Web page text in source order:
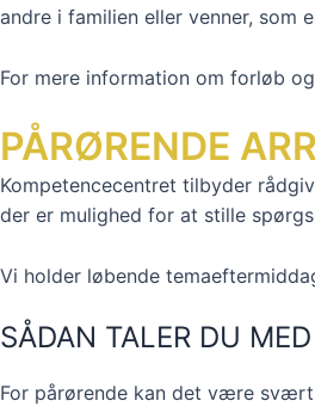
andre i familien eller venner, som
For mere information om forløb
PÅRØRENDE
Kompetencecentret tilbyder
der er mulighed for at stille
Vi holder løbende
SÅDAN TALER DU
For pårørende kan det være